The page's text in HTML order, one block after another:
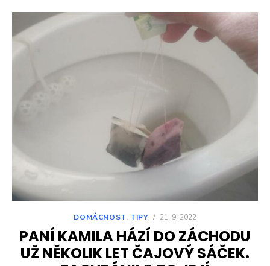
DOMÁCNOST, TIPY / 21. 9. 2022
PANÍ KAMILA HÁZÍ DO ZÁCHODU
UŽ NĚKOLIK LET ČAJOVÝ SÁČEK.